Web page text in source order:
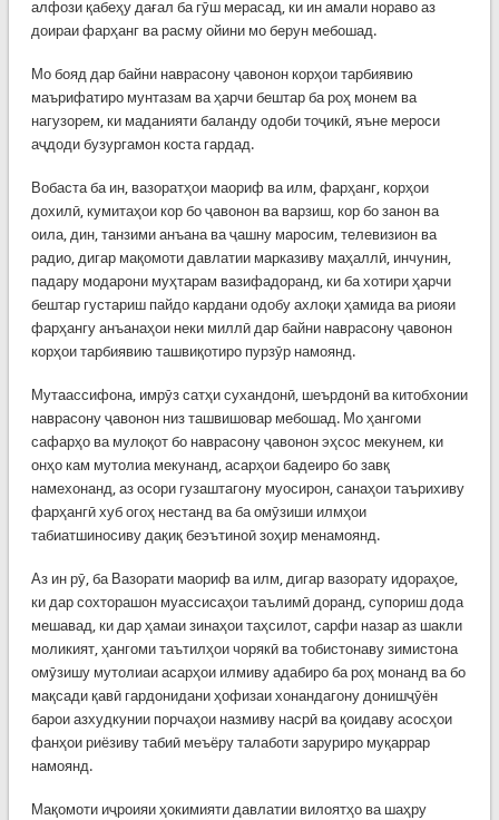
алфози қабеҳу дағал ба гӯш мерасад, ки ин амали нораво аз
доираи фарҳанг ва расму ойини мо берун мебошад.
Мо бояд дар байни наврасону ҷавонон корҳои тарбиявию
маърифатиро мунтазам ва ҳарчи бештар ба роҳ монем ва
нагузорем, ки маданияти баланду одоби тоҷикӣ, яъне мероси
аҷдоди бузургамон коста гардад.
Вобаста ба ин, вазоратҳои маориф ва илм, фарҳанг, корҳои
дохилӣ, кумитаҳои кор бо ҷавонон ва варзиш, кор бо занон ва
оила, дин, танзими анъана ва ҷашну маросим, телевизион ва
радио, дигар мақомоти давлатии марказиву маҳаллӣ, инчунин,
падару модарони муҳтарам вазифадоранд, ки ба хотири ҳарчи
бештар густариш пайдо кардани одобу ахлоқи ҳамида ва риояи
фарҳангу анъанаҳои неки миллӣ дар байни наврасону ҷавонон
корҳои тарбиявию ташвиқотиро пурзӯр намоянд.
Мутаассифона, имрӯз сатҳи сухандонӣ, шеърдонӣ ва китобхонии
наврасону ҷавонон низ ташвишовар мебошад. Мо ҳангоми
сафарҳо ва мулоқот бо наврасону ҷавонон эҳсос мекунем, ки
онҳо кам мутолиа мекунанд, асарҳои бадеиро бо завқ
намехонанд, аз осори гузаштагону муосирон, санаҳои таърихиву
фарҳангӣ хуб огоҳ нестанд ва ба омӯзиши илмҳои
табиатшиносиву дақиқ беэътиноӣ зоҳир менамоянд.
Аз ин рӯ, ба Вазорати маориф ва илм, дигар вазорату идораҳое,
ки дар сохторашон муассисаҳои таълимӣ доранд, супориш дода
мешавад, ки дар ҳамаи зинаҳои таҳсилот, сарфи назар аз шакли
моликият, ҳангоми таътилҳои чорякӣ ва тобистонаву зимистона
омӯзишу мутолиаи асарҳои илмиву адабиро ба роҳ монанд ва бо
мақсади қавӣ гардонидани ҳофизаи хонандагону донишҷӯён
барои азхудкунии порчаҳои назмиву насрӣ ва қоидаву асосҳои
фанҳои риёзиву табиӣ меъёру талаботи заруриро муқаррар
намоянд.
Мақомоти иҷроияи ҳокимияти давлатии вилоятҳо ва шаҳру